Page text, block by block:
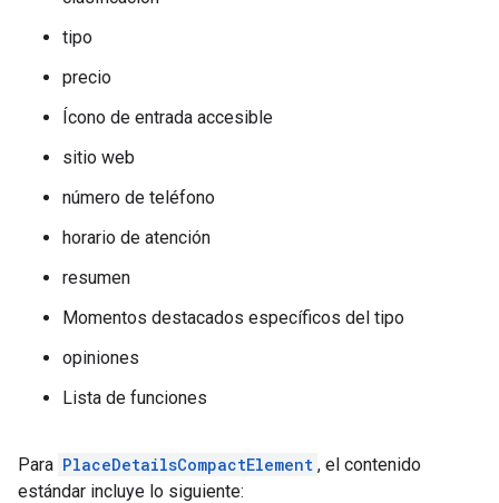
tipo
precio
Ícono de entrada accesible
sitio web
número de teléfono
horario de atención
resumen
Momentos destacados específicos del tipo
opiniones
Lista de funciones
Para PlaceDetailsCompactElement , el contenido
estándar incluye lo siguiente: